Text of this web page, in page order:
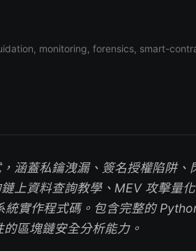
monitoring, forensics, smart-
涵蓋私鑰洩漏、簽名授權陷阱、
上資料查詢教學、MEV 攻擊量
實作程式碼。包含完整的
區塊鏈安全分析能力。